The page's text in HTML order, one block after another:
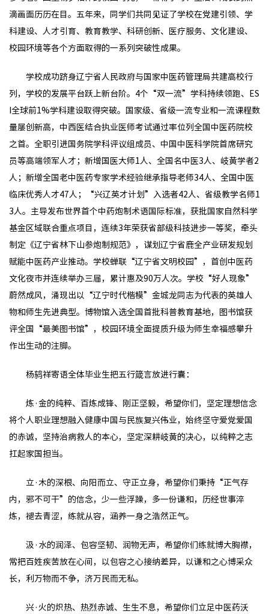
滴画面历历在目。五年来，同学们共同见证了学校在党建引领、学
科建设、人才引育、教育教学、科研创新、医疗服务、文化建设、
校园环境等各个方面取得的一系列突破性成果。
学校成功跻身辽宁省人民政府与国家中医药管理局共建高校行
列，学校的发展平台跃上新台阶。4个“双一流”学科持续领跑、ES
I全球前1%学科建设取得突破。国家级、省级一流专业和一流课程数
量屡创新高，中西医结合执业医师考试通过率位列全国中医药院校
之首。全职引进国务院学科评议组成员、中国中医科学院首席研究
员等高端领军人才；新增国医大师1人、全国名中医3人、岐黄学者2
人；新增全国老中医药专家学术经验继承指导老师34人、全国中医
临床优秀人才47人；“兴辽英才计划”入选者42人、省级教学名师1
3人。主导发布世界首个中药炮制术语国际标准，获批国家自然科学
基金区域联合重点项目，连续3年荣获省部级科技进步一等奖，牵头
制定《辽宁省林下山参炮制规范》，谋划辽宁省鹿全产业研发规划
赋能中医药产业推动。学校蝉联“辽宁省文明校园”，首创中医药
文化夜市并连续举办三届，累计惠及90万人次。学校“好人现象”
蔚然成风，涌现出以“辽宁时代楷模”金城龙同志为代表的英雄人
物和师生先进典型。博物馆入选全国首批科普教育基地，图书馆获
评全国“最美图书馆”，校园环境全面提质升级为师生幸福感攀升
作出生动的注脚。
杨鸫祥寄语全体毕业生把五行箴言放进行囊：
炼·金的纯粹、百炼成锋、刚正坚毅，希望你们，坚定理想信念
将个人职业理想融入健康中国与民族复兴伟业，始终坚守爱党爱国
的赤诚，坚持治病救人的本心，坚定深耕岐黄的决心，以纯粹之志
扛起家国担当。
立·木的深根、向阳而立、守正立身，希望你们秉持“正气存
内，邪不可干”的信念，少一些浮躁，多一份谦和，历经世事淬
炼，褪去青涩，练就从容，涵养一身之浩然正气。
汲·水的润泽、包容坚韧、润物无声，希望你们练就博大胸襟，
常把百姓疾苦放在心间，以包容之心接纳差异，以谦和之心博采众
长，利万物而不争，济万民而无私。
兴·火的炽热、热烈赤诚、生生不息，希望你们立足中医药沃